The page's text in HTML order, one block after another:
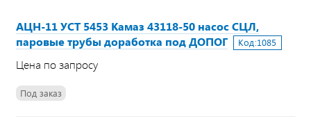
АЦН-11 УСТ 5453 Камаз 43118-50 насос СЦЛ,
паровые трубы доработка под ДОПОГ
Код:1085
Цена по запросу
Под заказ